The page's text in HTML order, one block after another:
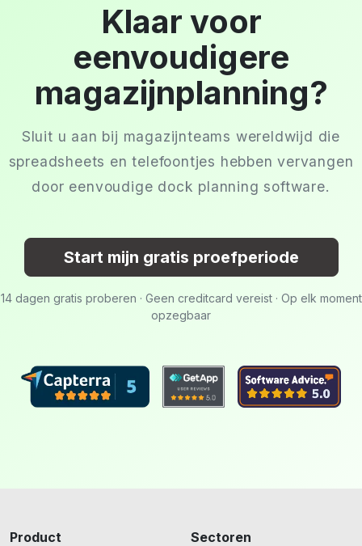
Klaar voor
eenvoudigere
magazijnplanning?
Sluit u aan bij magazijnteams wereldwijd die
spreadsheets en telefoontjes hebben vervangen
door eenvoudige dock planning software.
Start mijn gratis proefperiode
14 dagen gratis proberen · Geen creditcard vereist · Op elk moment
opzegbaar
Product
Sectoren